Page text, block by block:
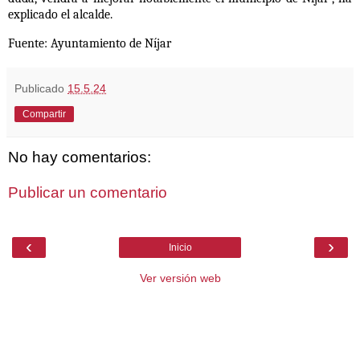
explicado el alcalde.
Fuente: Ayuntamiento de Níjar
Publicado 15.5.24
Compartir
No hay comentarios:
Publicar un comentario
‹ ›
Inicio
Ver versión web